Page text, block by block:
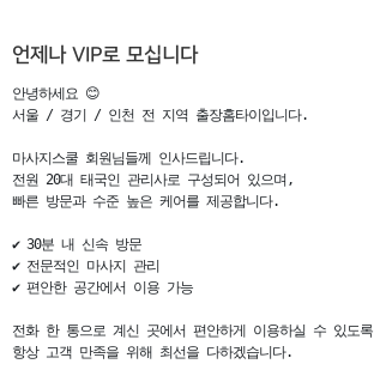
언제나 VIP로 모십니다
안녕하세요 😊
서울 / 경기 / 인천 전 지역 출장홈타이입니다.
마사지스쿨 회원님들께 인사드립니다.
전원 20대 태국인 관리사로 구성되어 있으며,
빠른 방문과 수준 높은 케어를 제공합니다.
✔ 30분 내 신속 방문
✔ 전문적인 마사지 관리
✔ 편안한 공간에서 이용 가능
전화 한 통으로 계신 곳에서 편안하게 이용하실 수 있도록
항상 고객 만족을 위해 최선을 다하겠습니다.